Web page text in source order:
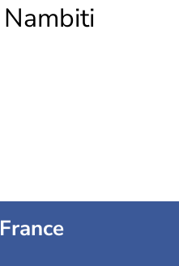
Nambiti